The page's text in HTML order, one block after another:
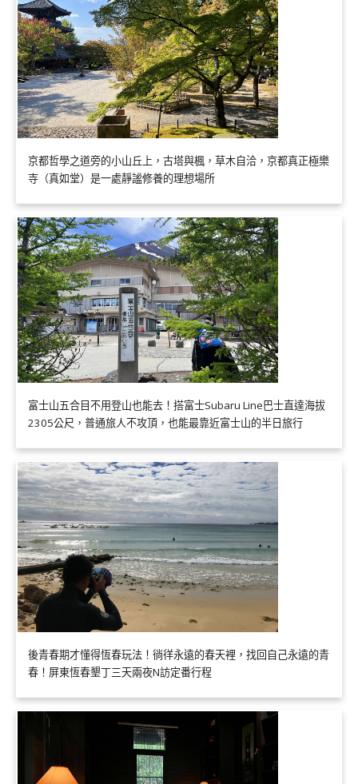
京都哲學之道旁的小山丘上，古塔與楓，草木自洽，京都真正極樂
寺（真如堂）是一處靜謐修養的理想場所
富士山五合目不用登山也能去！搭富士Subaru Line巴士直達海拔
2305公尺，普通旅人不攻頂，也能最靠近富士山的半日旅行
後青春期才懂得恆春玩法！徜徉永遠的春天裡，找回自己永遠的青
春！屏東恆春墾丁三天兩夜N訪定番行程